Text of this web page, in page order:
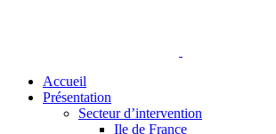
Accueil
Présentation
Secteur d’intervention
Ile de France